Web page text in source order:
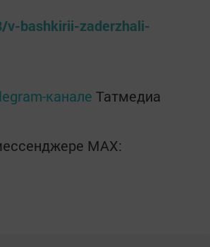
bashkirii-zaderzhali-
канале Татмедиа
MАХ: